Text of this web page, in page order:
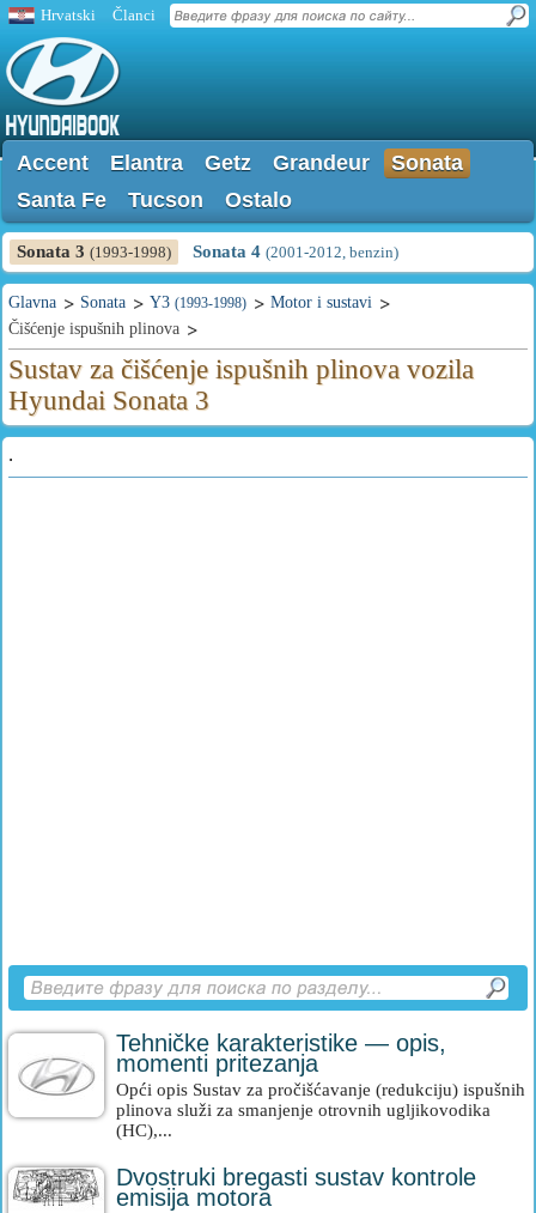
Hrvatski Članci
Accent Elantra Getz Grandeur
Sonata
Santa Fe
Tucson Ostalo
Sonata 3 (1993-1998) Sonata 4 (2001-2012, benzin)
Glavna Sonata Y3 (1993-1998)
Motor i sustavi
Čišćenje ispušnih plinova
Sustav za čišćenje ispušnih plinova vozila
Hyundai Sonata 3
.
Tehničke karakteristike — opis,
momenti pritezanja
Opći opis Sustav za pročišćavanje (redukciju) ispušnih
plinova služi za smanjenje otrovnih ugljikovodika
(HC),...
Dvostruki bregasti sustav kontrole
emisija motora